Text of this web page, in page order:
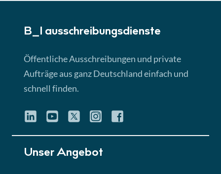
B_I ausschreibungs­dienste
Öffentliche Ausschreibungen und private
Aufträge aus ganz Deutschland einfach und
schnell finden.
Unser Angebot